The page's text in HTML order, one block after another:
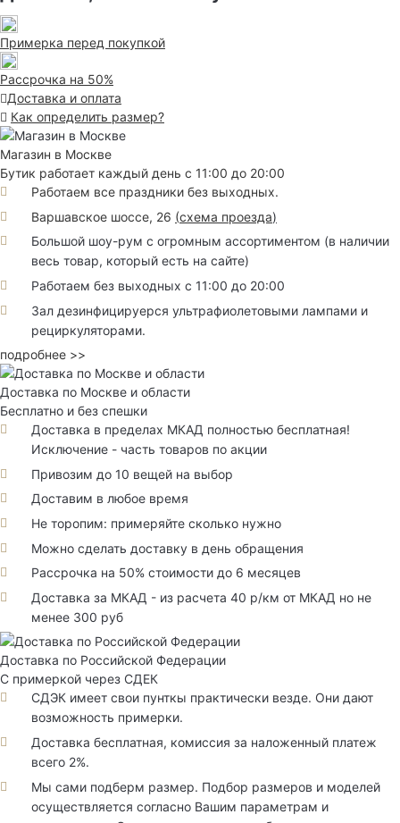
Примерка перед покупкой
Рассрочка на 50%
Доставка и оплата
Как определить размер?
Магазин в Москве
Бутик работает каждый день с 11:00 до 20:00
Работаем все праздники без выходных.
Варшавское шоссе, 26 (схема проезда)
Большой шоу-рум с огромным ассортиментом (в наличии
весь товар, который есть на сайте)
Работаем без выходных с 11:00 до 20:00
Зал дезинфицируерся ультрафиолетовыми лампами и
рециркуляторами.
подробнее >>
Доставка по Москве и области
Бесплатно и без спешки
Доставка в пределах МКАД полностью бесплатная!
Исключение - часть товаров по акции
Привозим до 10 вещей на выбор
Доставим в любое время
Не торопим: примеряйте сколько нужно
Можно сделать доставку в день обращения
Рассрочка на 50% стоимости до 6 месяцев
Доставка за МКАД - из расчета 40 р/км от МКАД но не
менее 300 руб
Доставка по Российской Федерации
С примеркой через СДЕК
СДЭК имеет свои пунткы практически везде. Они дают
возможность примерки.
Доставка бесплатная, комиссия за наложенный платеж
всего 2%.
Мы сами подберм размер. Подбор размеров и моделей
осуществляется согласно Вашим параметрам и